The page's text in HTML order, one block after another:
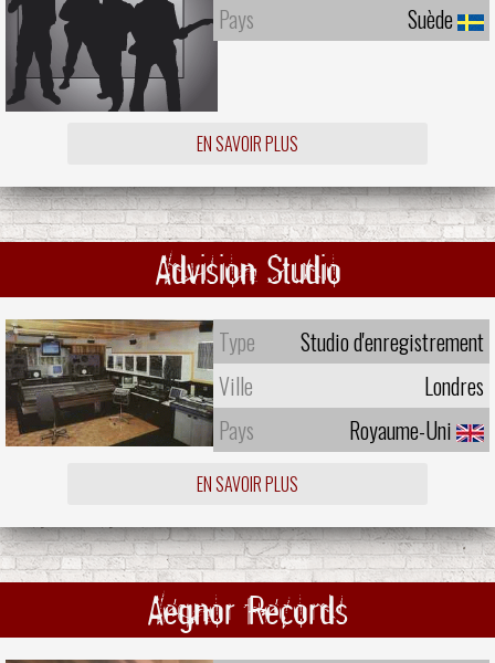
Pays
Suède
EN SAVOIR PLUS
Advision Studio
Type
Studio d'enregistrement
Ville
Londres
Pays
Royaume-Uni
EN SAVOIR PLUS
Aegnor Records